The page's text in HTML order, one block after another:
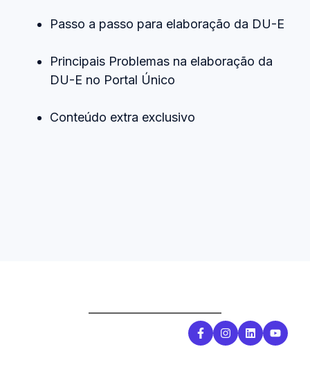
Passo a passo para elaboração da DU-E
Principais Problemas na elaboração da
DU-E no Portal Único
Conteúdo extra exclusivo